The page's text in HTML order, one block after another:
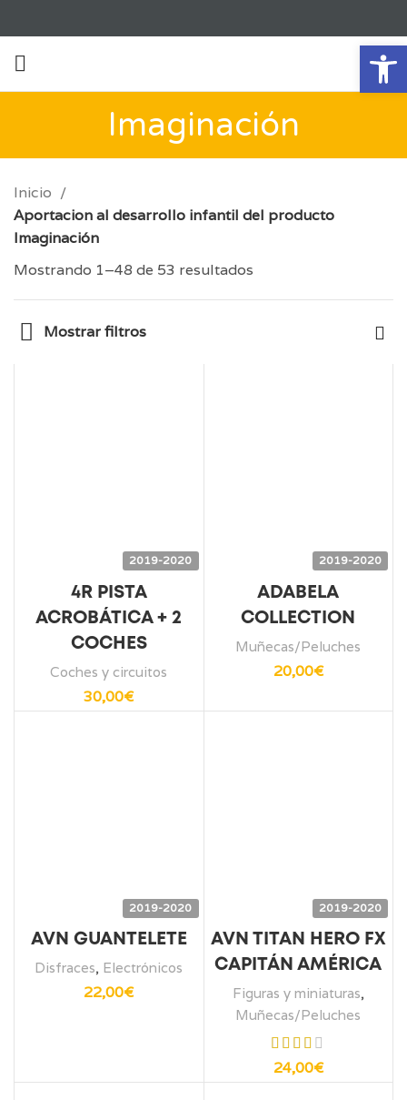
Imaginación
Inicio
Aportacion al desarrollo infantil del producto
Imaginación
Mostrando 1–48 de 53 resultados
Mostrar filtros
2019-2020
4R PISTA
ACROBÁTICA + 2
COCHES
Coches y circuitos
30,00€
2019-2020
ADABELA
COLLECTION
Muñecas/Peluches
20,00€
2019-2020
AVN GUANTELETE
Disfraces, Electrónicos
22,00€
2019-2020
AVN TITAN HERO FX
CAPITÁN AMÉRICA
Figuras y miniaturas,
Muñecas/Peluches
24,00€